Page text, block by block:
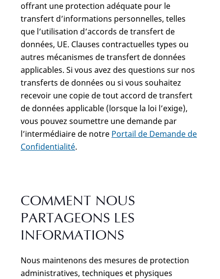
offrant une protection adéquate pour le
transfert d’informations personnelles, telles
que l’utilisation d’accords de transfert de
données, UE. Clauses contractuelles types ou
autres mécanismes de transfert de données
applicables. Si vous avez des questions sur nos
transferts de données ou si vous souhaitez
recevoir une copie de tout accord de transfert
de données applicable (lorsque la loi l’exige),
vous pouvez soumettre une demande par
l’intermédiaire de notre Portail de Demande de
Confidentialité.
COMMENT NOUS
PARTAGEONS LES
INFORMATIONS
Nous maintenons des mesures de protection
administratives, techniques et physiques